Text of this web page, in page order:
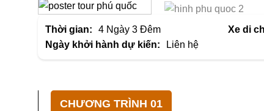
Thời gian: 4 Ngày 3 Đêm Xe di
Ngày khởi hành dự kiến:
Liên hệ
CHƯƠNG TRÌNH 01